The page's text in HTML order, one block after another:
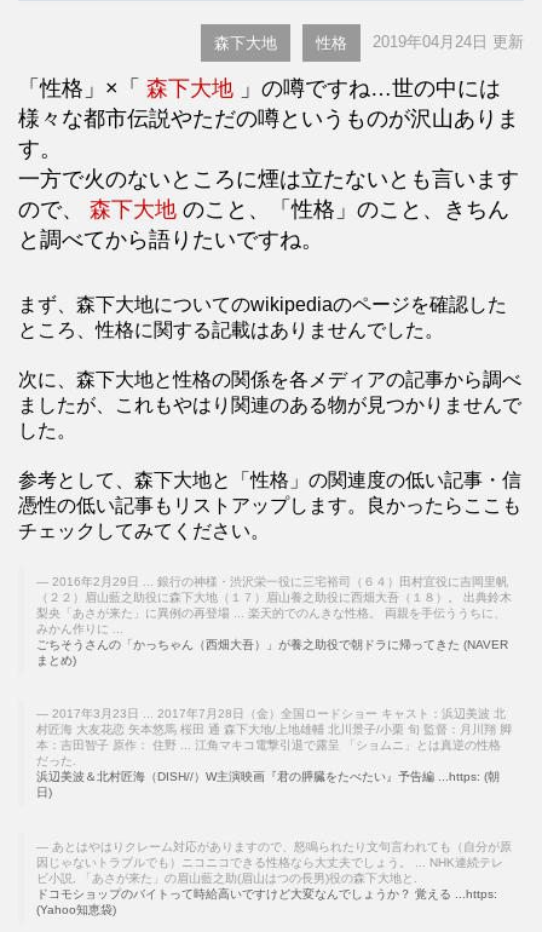
森下大地 性格 2019年04月24日 更新
「性格」×「 森下大地 」の噂ですね…世の中には
様々な都市伝説やただの噂というものが沢山ありま
す。
一方で火のないところに煙は立たないとも言います
ので、 森下大地 のこと、「性格」のこと、きちん
と調べてから語りたいですね。
まず、森下大地についてのwikipediaのページを確認した
ところ、性格に関する記載はありませんでした。
次に、森下大地と性格の関係を各メディアの記事から調べ
ましたが、これもやはり関連のある物が見つかりませんで
した。
参考として、森下大地と「性格」の関連度の低い記事・信
憑性の低い記事もリストアップします。良かったらここも
チェックしてみてください。
2016年2月29日 ... 銀行の神様・渋沢栄一役に三宅裕司（６４）田村宜役に吉岡里帆
（２２）眉山藍之助役に森下大地（１７）眉山養之助役に西畑大吾（１８）。 出典鈴木
梨央「あさが来た」に異例の再登場 ... 楽天的でのんきな性格。 両親を手伝ううちに、
みかん作りに ...
ごちそうさんの「かっちゃん（西畑大吾）」が養之助役で朝ドラに帰ってきた (NAVER
まとめ)
2017年3月23日 ... 2017年7月28日（金）全国ロードショー キャスト：浜辺美波 北
村匠海 大友花恋 矢本悠馬 桜田 通 森下大地/上地雄輔 北川景子/小栗 旬 監督：月川翔 脚
本：吉田智子 原作： 住野 ... 江角マキコ電撃引退で露呈 「ショムニ」とは真逆の性格
だった.
浜辺美波＆北村匠海（DISH//）W主演映画『君の膵臓をたべたい』予告編 ...https: (朝
日)
あとはやはりクレーム対応がありますので、怒鳴られたり文句言われても（自分が原
因じゃないトラブルでも）ニコニコできる性格なら大丈夫でしょう。 ... NHK連続テレ
ビ小説, 「あさが来た」の眉山藍之助(眉山はつの長男)役の森下大地と.
ドコモショップのバイトって時給高いですけど大変なんでしょうか？ 覚える ...https:
(Yahoo知恵袋)